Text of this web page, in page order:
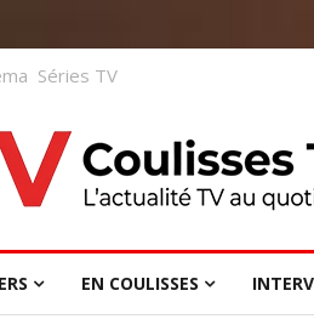
Séries TV
EN COULISSES